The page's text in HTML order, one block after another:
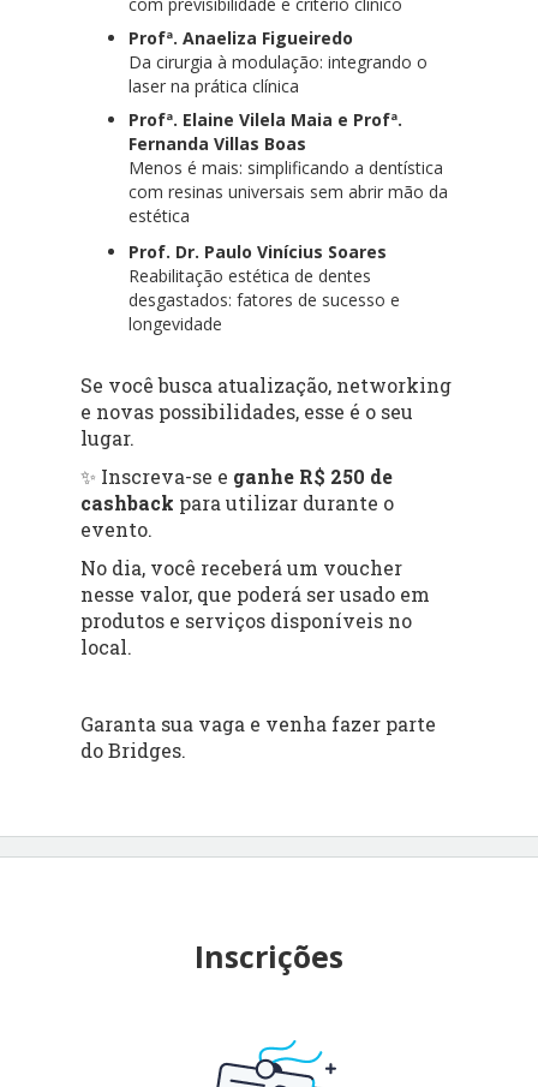
Profª. Anaeliza Figueiredo
Da cirurgia à modulação: integrando o
laser na prática clínica
Profª. Elaine Vilela Maia e Profª.
Fernanda Villas Boas
Menos é mais: simplificando a dentística
com resinas universais sem abrir mão da
estética
Prof. Dr. Paulo Vinícius Soares
Reabilitação estética de dentes
desgastados: fatores de sucesso e
longevidade
Se você busca atualização, networking
e novas possibilidades, esse é o seu
lugar.
✨ Inscreva-se e ganhe R$ 250 de
cashback para utilizar durante o
evento.
No dia, você receberá um voucher
nesse valor, que poderá ser usado em
produtos e serviços disponíveis no
local.
Garanta sua vaga e venha fazer parte
do Bridges.
Inscrições